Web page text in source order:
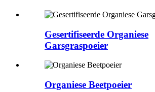
Gesertifiseerde Organiese
Garsgraspoeier
Organiese Beetpoeier